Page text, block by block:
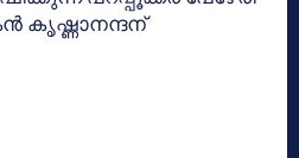
കൃഷ്ണാനന്ദന്